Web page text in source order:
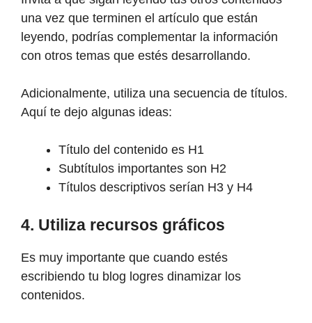
una vez que terminen el artículo que están
leyendo, podrías complementar la información
con otros temas que estés desarrollando.
Adicionalmente, utiliza una secuencia de títulos.
Aquí te dejo algunas ideas:
Título del contenido es H1
Subtítulos importantes son H2
Títulos descriptivos serían H3 y H4
4. Utiliza recursos gráficos
Es muy importante que cuando estés
escribiendo tu blog logres dinamizar los
contenidos.